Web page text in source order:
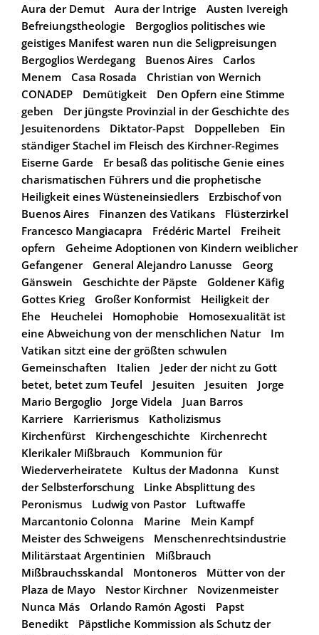
Aura der Demut
Aura der Intrige
Austen Ivereigh
Befreiungstheologie
Bergoglios politisches wie
geistiges Manifest waren nun die Seligpreisungen
Bergoglios Werdegang
Buenos Aires
Carlos
Menem
Casa Rosada
Christian von Wernich
CONADEP
Demütigkeit
Den Opfern eine Stimme
geben
Der jüngste Provinzial in der Geschichte des
Jesuitenordens
Diktator-Papst Doppelleben
Ein
ständiger Stachel im Fleisch des Kirchner-Regimes
Eiserne Garde
Er besaß das politische Genie eines
charismatischen Führers und die prophetische
Heiligkeit eines Wüsteneinsiedlers
Erzbischof von
Buenos Aires
Finanzen des Vatikans
Flüsterzirkel
Francesco Mangiacapra
Frédéric Martel
Freiheit
opfern
Geheime Adoptionen von Kindern weiblicher
Gefangener
General Alejandro Lanusse
Georg
Gänswein
Geschichte der Päpste
Goldener Käfig
Gottes Krieg
Großer Konformist
Heiligkeit der
Ehe
Heuchelei Homophobie
Homosexualität ist
eine Abweichung von der menschlichen Natur
Im
Vatikan sitzt eine der größten schwulen
Gemeinschaften
Italien
Jeder der nicht zu Gott
betet, betet zum Teufel
Jesuiten Jesuiten
Jorge
Mario Bergoglio
Jorge Videla
Juan Barros
Karriere
Karrierismus
Katholizismus
Kirchenfürst
Kirchengeschichte
Kirchenrecht
Klerikaler Mißbrauch
Kommunion für
Wiederverheiratete
Kultus der Madonna
Kunst
der Selbsterforschung
Linke Absplittung des
Peronismus
Ludwig von Pastor
Luftwaffe
Marcantonio Colonna
Marine
Mein Kampf
Meister des Schweigens
Menschenrechtsindustrie
Militärstaat Argentinien
Mißbrauch
Mißbrauchsskandal
Montoneros
Mütter von der
Plaza de Mayo
Nestor Kirchner
Novizenmeister
Nunca Más
Orlando Ramón Agosti
Papst
Benedikt
Päpstliche Kommission als Schutz der